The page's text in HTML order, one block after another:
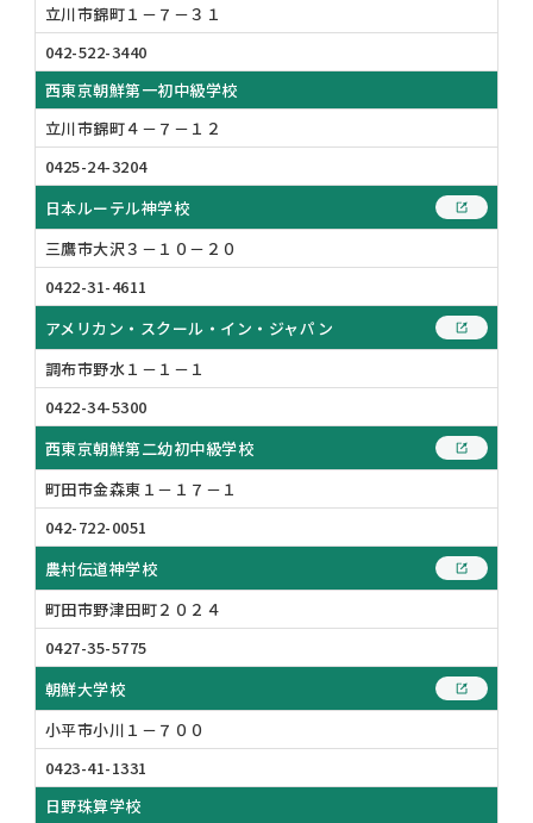
立川市錦町１－７－３１
042-522-3440
西東京朝鮮第一初中級学校
立川市錦町４－７－１２
0425-24-3204
日本ルーテル神学校
三鷹市大沢３－１０－２０
0422-31-4611
アメリカン・スクール・イン・ジャパン
調布市野水１－１－１
0422-34-5300
西東京朝鮮第二幼初中級学校
町田市金森東１－１７－１
042-722-0051
農村伝道神学校
町田市野津田町２０２４
0427-35-5775
朝鮮大学校
小平市小川１－７００
0423-41-1331
日野珠算学校